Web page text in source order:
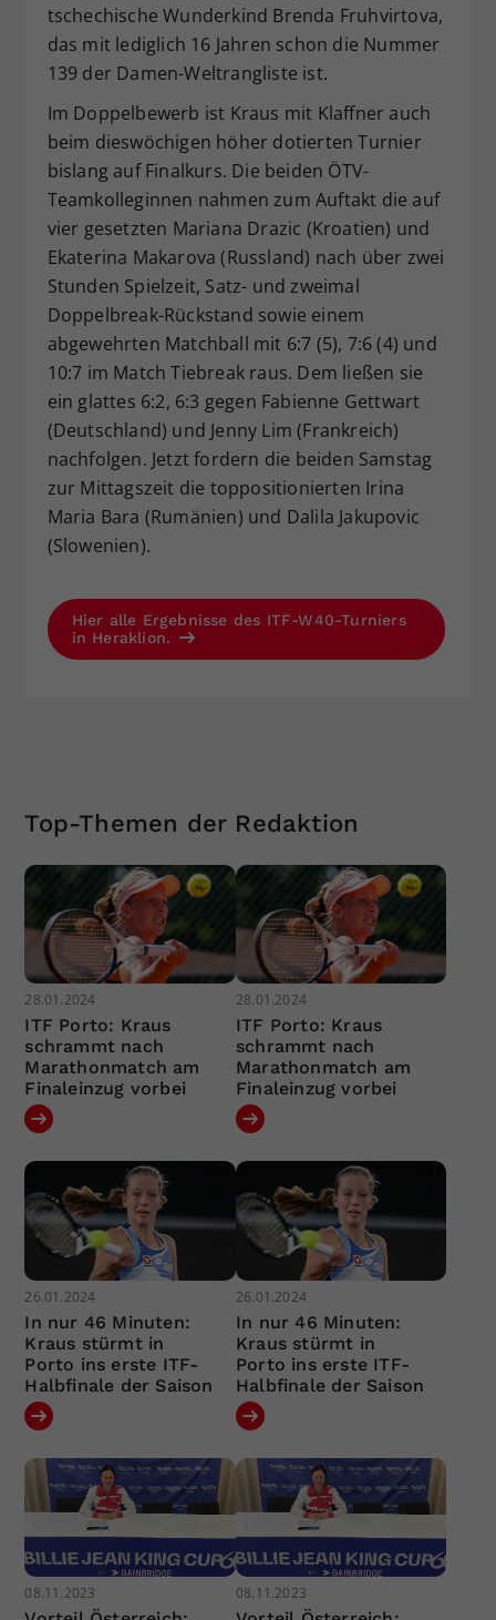
tschechische Wunderkind Brenda Fruhvirtova,
das mit lediglich 16 Jahren schon die Nummer
139 der Damen-Weltrangliste ist.
Im Doppelbewerb ist Kraus mit Klaffner auch
beim dieswöchigen höher dotierten Turnier
bislang auf Finalkurs. Die beiden ÖTV-
Teamkolleginnen nahmen zum Auftakt die auf
vier gesetzten Mariana Drazic (Kroatien) und
Ekaterina Makarova (Russland) nach über zwei
Stunden Spielzeit, Satz- und zweimal
Doppelbreak-Rückstand sowie einem
abgewehrten Matchball mit 6:7 (5), 7:6 (4) und
10:7 im Match Tiebreak raus. Dem ließen sie
ein glattes 6:2, 6:3 gegen Fabienne Gettwart
(Deutschland) und Jenny Lim (Frankreich)
nachfolgen. Jetzt fordern die beiden Samstag
zur Mittagszeit die toppositionierten Irina
Maria Bara (Rumänien) und Dalila Jakupovic
(Slowenien).
Hier alle Ergebnisse des ITF-W40-Turniers
in Heraklion.
Top-Themen der Redaktion
28.01.2024
ITF Porto: Kraus
schrammt nach
Marathonmatch am
Finaleinzug vorbei
28.01.2024
ITF Porto: Kraus
schrammt nach
Marathonmatch am
Finaleinzug vorbei
26.01.2024
In nur 46 Minuten:
Kraus stürmt in
Porto ins erste ITF-
Halbfinale der Saison
26.01.2024
In nur 46 Minuten:
Kraus stürmt in
Porto ins erste ITF-
Halbfinale der Saison
08.11.2023 08.11.2023